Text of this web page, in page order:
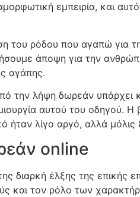
εμπειρία, και
του ρόδου που αγαπώ
άποψη για την
αγάπης.
την λήψη δωρεάν
αυτού του οδηγού.
ήταν λίγο αργό, αλλά
online
διαρκή έλξης της επικής
και τον ρόλο των